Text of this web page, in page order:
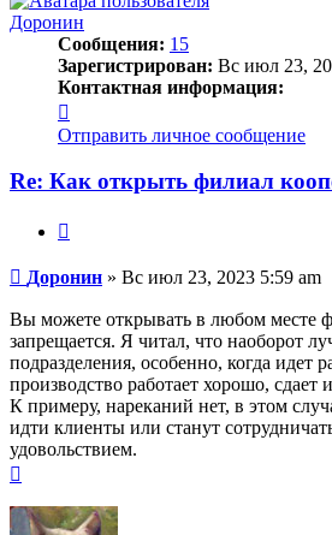
Доронин
Сообщения: 15
Зарегистрирован: Вс июл 23,
Контактная информация:
информация
пользователя
Отправить личное сообщение
Re: Как открыть филиал
Сообщение
Доронин » Вс июл 23, 2023 5:59 am
Вы можете открывать в любом месте
запрещается. Я читал, что наоборот
подразделения, особенно, когда идет
производство работает хорошо, сдает
К примеру, нареканий нет, в этом
идти клиенты или станут
удовольствием.
началу